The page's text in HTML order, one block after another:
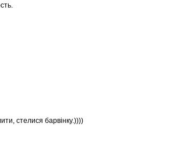
стелися барвінку.))))